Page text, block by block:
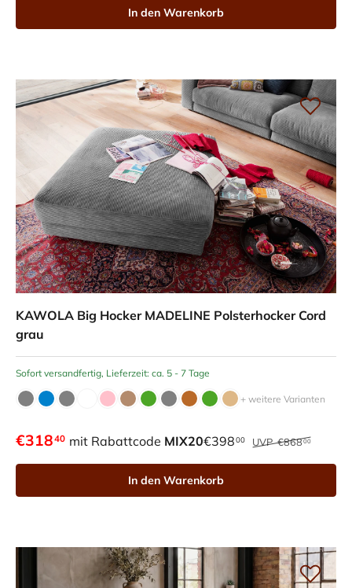
In den Warenkorb
KAWOLA Big Hocker MADELINE Polsterhocker Cord
grau
Sofort versandfertig, Lieferzeit: ca. 5 - 7 Tage
+ weitere Varianten
€31840 mit Rabattcode MIX20€39800 UVP€86800
In den Warenkorb